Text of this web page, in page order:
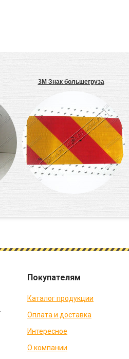
3M Знак большегруза
Покупателям
Каталог продукции
Оплата и доставка
Интересное
О компании